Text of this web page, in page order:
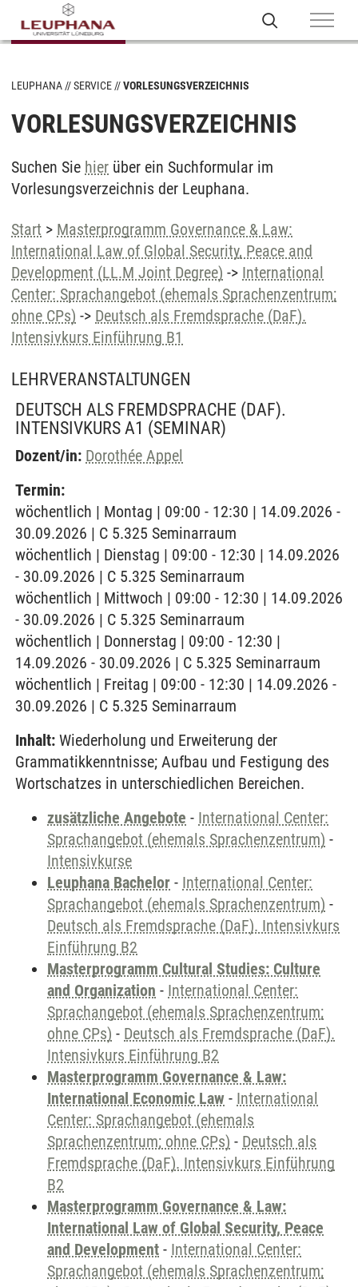
LEUPHANA SERVICE VORLESUNGSVERZEICHNIS
VORLESUNGSVERZEICHNIS
Suchen Sie hier über ein Suchformular im
Vorlesungsverzeichnis der Leuphana.
Start > Masterprogramm Governance & Law:
International Law of Global Security, Peace and
Development (LL.M Joint Degree) -> International
Center: Sprachangebot (ehemals Sprachenzentrum;
ohne CPs) -> Deutsch als Fremdsprache (DaF).
Intensivkurs Einführung B1
LEHRVERANSTALTUNGEN
DEUTSCH ALS FREMDSPRACHE (DAF).
INTENSIVKURS A1 (SEMINAR)
Dozent/in: Dorothée Appel
Termin:
wöchentlich | Montag | 09:00 - 12:30 | 14.09.2026 -
30.09.2026 | C 5.325 Seminarraum
wöchentlich | Dienstag | 09:00 - 12:30 | 14.09.2026
- 30.09.2026 | C 5.325 Seminarraum
wöchentlich | Mittwoch | 09:00 - 12:30 | 14.09.2026
- 30.09.2026 | C 5.325 Seminarraum
wöchentlich | Donnerstag | 09:00 - 12:30 |
14.09.2026 - 30.09.2026 | C 5.325 Seminarraum
wöchentlich | Freitag | 09:00 - 12:30 | 14.09.2026 -
30.09.2026 | C 5.325 Seminarraum
Inhalt: Wiederholung und Erweiterung der
Grammatikkenntnisse; Aufbau und Festigung des
Wortschatzes in unterschiedlichen Bereichen.
zusätzliche Angebote - International Center:
Sprachangebot (ehemals Sprachenzentrum) -
Intensivkurse
Leuphana Bachelor - International Center:
Sprachangebot (ehemals Sprachenzentrum) -
Deutsch als Fremdsprache (DaF). Intensivkurs
Einführung B2
Masterprogramm Cultural Studies: Culture
and Organization - International Center:
Sprachangebot (ehemals Sprachenzentrum;
ohne CPs) - Deutsch als Fremdsprache (DaF).
Intensivkurs Einführung B2
Masterprogramm Governance & Law:
International Economic Law - International
Center: Sprachangebot (ehemals
Sprachenzentrum; ohne CPs) - Deutsch als
Fremdsprache (DaF). Intensivkurs Einführung
B2
Masterprogramm Governance & Law:
International Law of Global Security, Peace
and Development - International Center:
Sprachangebot (ehemals Sprachenzentrum;